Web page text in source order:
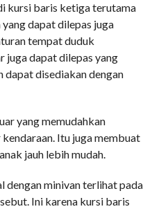
kursi baris ketiga terutama
dapat dilepas juga
tempat duduk
juga dapat dilepas yang
disediakan dengan
yang memudahkan
Itu juga membuat
jauh lebih mudah.
dengan minivan terlihat pada
Ini karena kursi baris